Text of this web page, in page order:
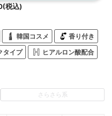
税込)
韓国コスメ 香り付き
タイプ ヒアルロン酸配合
さらさら系